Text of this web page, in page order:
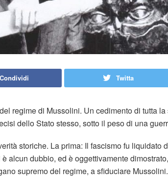
Condividi Twitta
regime di Mussolini. Un cedimento di tutta
dello Stato stesso, sotto il peso di una
storiche. La prima: Il fascismo fu liquidato
alcun dubbio, ed è oggettivamente
supremo del regime, a sfiduciare Mussolini.